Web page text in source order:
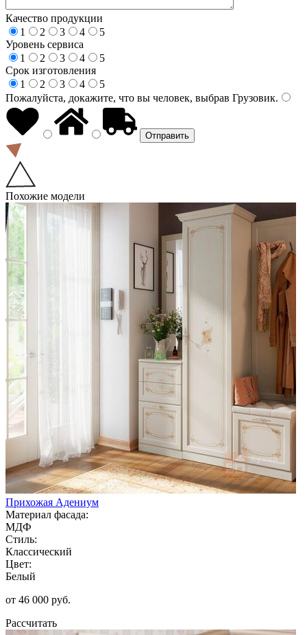
Качество продукции
1
2 3 4
5
Уровень сервиса
1
2 3 4
5
Срок изготовления
1
2 3 4
5
Пожалуйста, докажите, что вы человек, выбрав Грузовик.
Похожие модели
Прихожая Адениум
Материал фасада:
МДФ
Стиль:
Классический
Цвет:
Белый
от 46 000 руб.
Рассчитать